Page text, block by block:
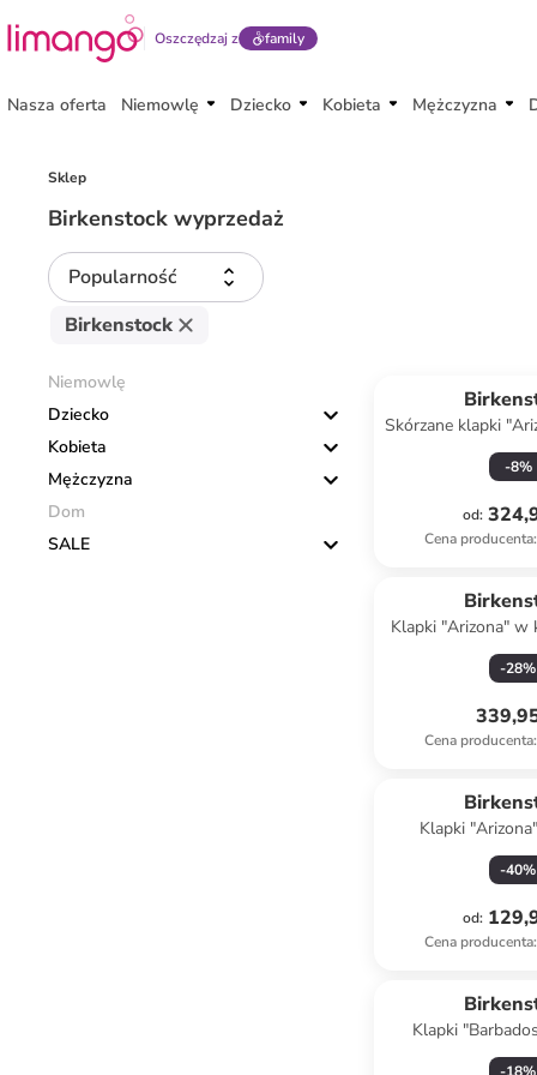
Oszczędzaj z family
Nasza oferta Niemowlę Dziecko Kobieta Mężczyzna
Sklep
Birkenstock wyprzedaż
Popularność
Birkenstock
Niemowlę
Dziecko
Kobieta
Mężczyzna
Dom
SALE
Skórzane klapki
-8%
od:
Cena producenta:
Klapki "Arizona" w
-28%
Cena producenta:
Klapki
-40%
od:
Cena producenta:
Klapki